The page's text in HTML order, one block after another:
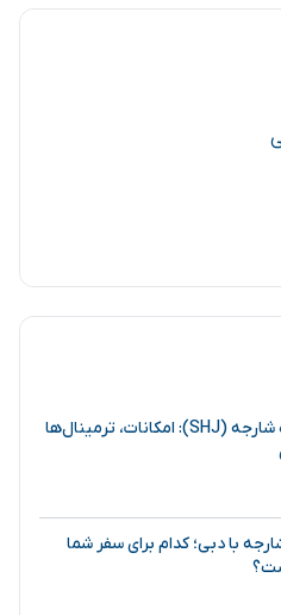
راهنمای فرودگاه شارجه (SHJ): امکانات، ترمینال‌ها
با دبی؛ کدام برای سفر شما